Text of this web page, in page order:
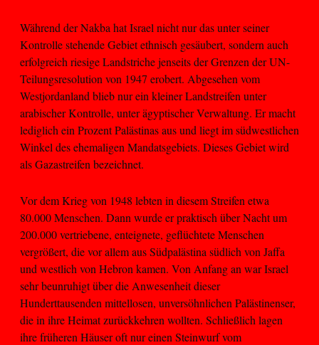
Während der Nakba hat Israel nicht nur das unter seiner
Kontrolle stehende Gebiet ethnisch gesäubert, sondern auch
erfolgreich riesige Landstriche jenseits der Grenzen der UN-
Teilungsresolution von 1947 erobert. Abgesehen vom
Westjordanland blieb nur ein kleiner Landstreifen unter
arabischer Kontrolle, unter ägyptischer Verwaltung. Er macht
lediglich ein Prozent Palästinas aus und liegt im südwestlichen
Winkel des ehemaligen Mandatsgebiets. Dieses Gebiet wird
als Gazastreifen bezeichnet.
Vor dem Krieg von 1948 lebten in diesem Streifen etwa
80.000 Menschen. Dann wurde er praktisch über Nacht um
200.000 vertriebene, enteignete, geflüchtete Menschen
vergrößert, die vor allem aus Südpalästina südlich von Jaffa
und westlich von Hebron kamen. Von Anfang an war Israel
sehr beunruhigt über die Anwesenheit dieser
Hunderttausenden mittellosen, unversöhnlichen Palästinenser,
die in ihre Heimat zurückkehren wollten. Schließlich lagen
ihre früheren Häuser oft nur einen Steinwurf vom